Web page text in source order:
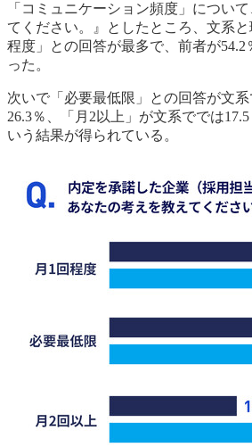
「コミュニケーション頻度」につい
てください。』としたところ、文系
程度」との回答が最多で、前者が54.2
った。
次いで「必要最低限」との回答が文
26.3％、「月2以上」が文系ででは
いう結果が得られている。